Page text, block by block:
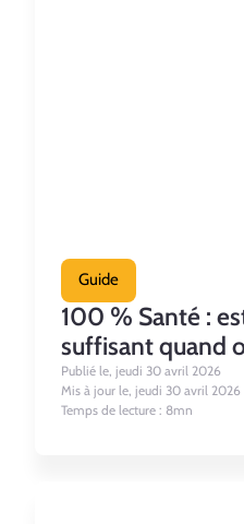
Guide
100 % Santé :
suffisant quand
Publié le, jeudi 30 avril 2026
Mis à jour le, jeudi 30 avril 2026
Temps de lecture : 8mn